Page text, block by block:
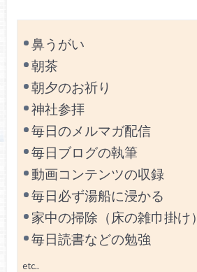
鼻うがい
朝茶
朝夕のお祈り
神社参拝
毎日のメルマガ配信
毎日ブログの執筆
動画コンテンツの収録
毎日必ず湯船に浸かる
家中の掃除（床の雑巾掛け）
毎日読書などの勉強
etc..